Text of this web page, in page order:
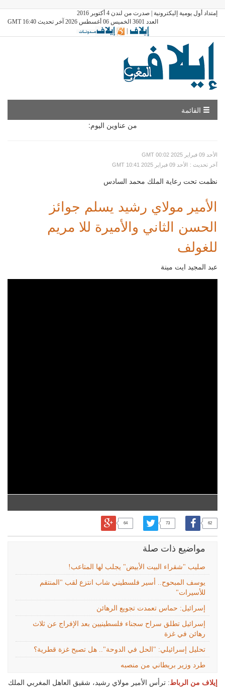
إمتداد أول يومية إليكترونية | صدرت من لندن 4 أكتوبر 2016
العدد 3601 الخميس 06 أغسطس 2026 آخر تحديث GMT 16:40
|
القائمة
من عناوين اليوم:
GMT الأحد 09 فبراير 2025 00:02
GMT الأحد 09 فبراير 2025 10:41
: آخر تحديث
نظمت تحت رعاية الملك محمد السادس
الأمير مولاي رشيد يسلم جوائز
الحسن الثاني والأميرة للا مريم
للغولف
عبد المجيد ايت مينة
62
73
64
مواضيع ذات صلة
صليب "شقراء البيت الأبيض" يجلب لها المتاعب!
يوسف المبحوح.. أسير فلسطيني شاب انتزع لقب "المنتقم
للأسيرات"
إسرائيل: حماس تعمدت تجويع الرهائن
إسرائيل تطلق سراح سجناء فلسطينيين بعد الإفراج عن ثلاث
رهائن في غزة
تحليل إسرائيلي: "الحل في الدوحة".. هل تصبح غزة قطرية؟
طرد وزير بريطاني من منصبه
إيلاف من الرباط: ترأس الأمير مولاي رشيد، شقيق العاهل المغربي الملك